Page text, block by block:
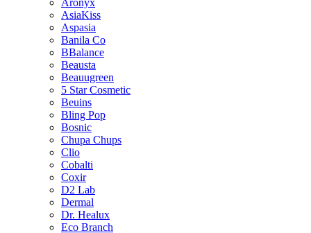
Aronyx
AsiaKiss
Aspasia
Banila Co
BBalance
Beausta
Beauugreen
5 Star Cosmetic
Beuins
Bling Pop
Bosnic
Chupa Chups
Clio
Cobalti
Coxir
D2 Lab
Dermal
Dr. Healux
Eco Branch